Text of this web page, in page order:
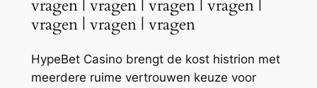
vragen | vragen | vragen | vragen |
vragen | vragen | vragen
HypeBet Casino brengt de kost histrion met
meerdere ruime vertrouwen keuze voor